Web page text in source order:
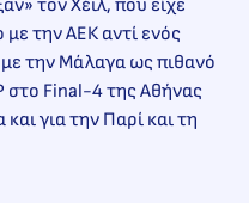
τον Χέιλ, που είχε
την ΑΕΚ αντί ενός
την Μάλαγα ως πιθανό
στο Final-4 της Αθήνας
για την Παρί και τη